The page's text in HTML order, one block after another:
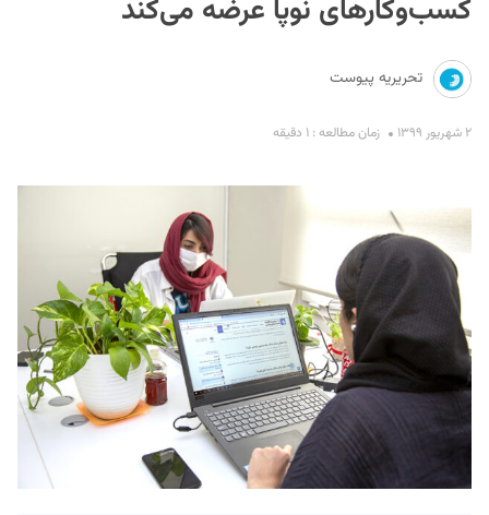
کسب‌وکارهای نوپا عرضه می‌کند
تحریریه پیوست
۲ شهریور ۱۳۹۹ زمان مطالعه : ۱ دقیقه